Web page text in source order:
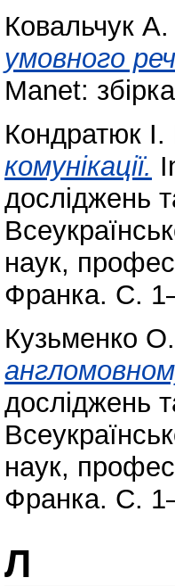
Ковальчук
умовного
Manet:
Кондратюк І.
комунікації.
досліджень
наук,
Франка. С.
Кузьменко
досліджень
наук,
Франка. С.
Л